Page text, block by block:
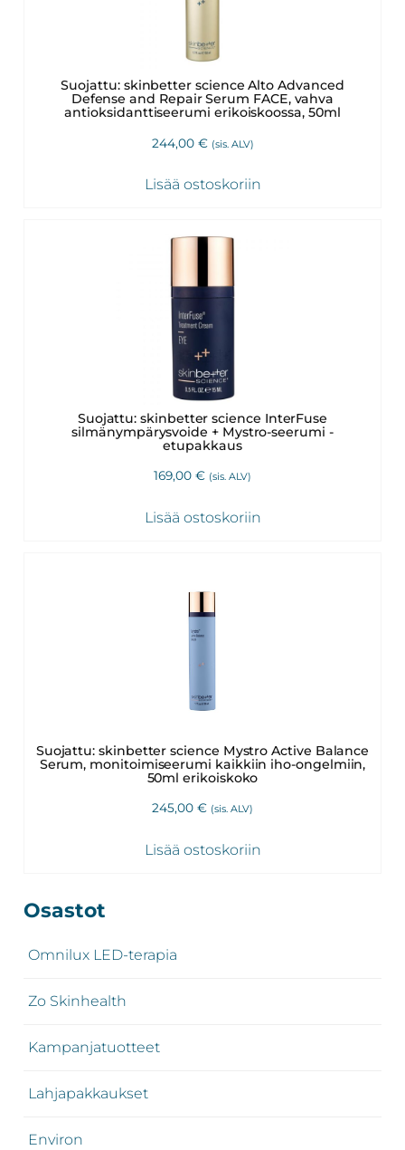
Suojattu: skinbetter science Alto Advanced
Defense and Repair Serum FACE, vahva
antioksidanttiseerumi erikoiskoossa, 50ml
244,00 € (sis. ALV)
Lisää ostoskoriin
Suojattu: skinbetter science InterFuse
silmänympärysvoide + Mystro-seerumi -
etupakkaus
169,00 € (sis. ALV)
Lisää ostoskoriin
Suojattu: skinbetter science Mystro Active Balance
Serum, monitoimiseerumi kaikkiin iho-ongelmiin,
50ml erikoiskoko
245,00 € (sis. ALV)
Lisää ostoskoriin
Ensisijainen
Osastot
Omnilux LED-terapia
Zo Skinhealth
Kampanjatuotteet
Lahjapakkaukset
Environ